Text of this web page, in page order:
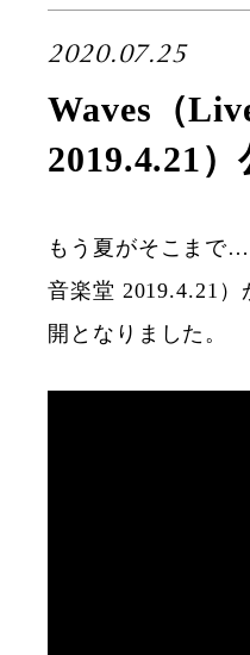
2020.07.25
Waves（
2019.4.21）
もう夏がそこまで
音楽堂 2019.4.21）
開となりました。